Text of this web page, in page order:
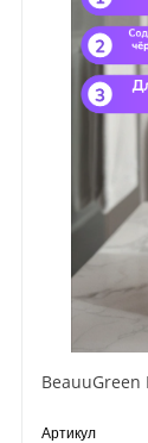
Артикул